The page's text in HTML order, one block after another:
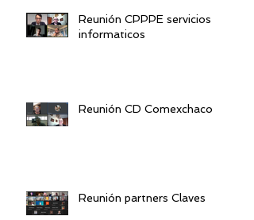
Reunión CPPPE servicios
informaticos
Reunión CD Comexchaco
Reunión partners Claves